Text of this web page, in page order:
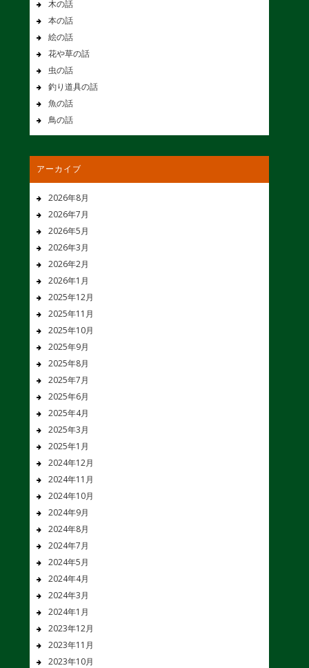
木の話
本の話
絵の話
花や草の話
虫の話
釣り道具の話
魚の話
鳥の話
アーカイブ
2026年8月
2026年7月
2026年5月
2026年3月
2026年2月
2026年1月
2025年12月
2025年11月
2025年10月
2025年9月
2025年8月
2025年7月
2025年6月
2025年4月
2025年3月
2025年1月
2024年12月
2024年11月
2024年10月
2024年9月
2024年8月
2024年7月
2024年5月
2024年4月
2024年3月
2024年1月
2023年12月
2023年11月
2023年10月